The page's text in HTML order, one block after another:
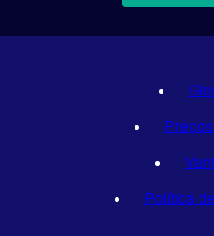
Política